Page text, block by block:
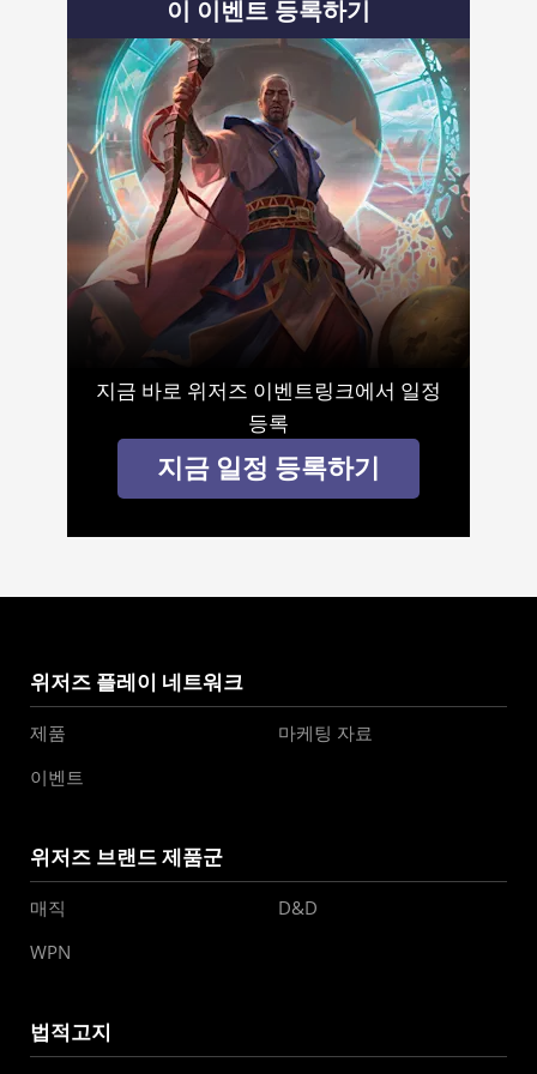
이 이벤트 등록하기
지금 바로 위저즈 이벤트링크에서 일정
등록
지금 일정 등록하기
위저즈 플레이 네트워크
제품
마케팅 자료
이벤트
위저즈 브랜드 제품군
매직
D&D
WPN
법적고지